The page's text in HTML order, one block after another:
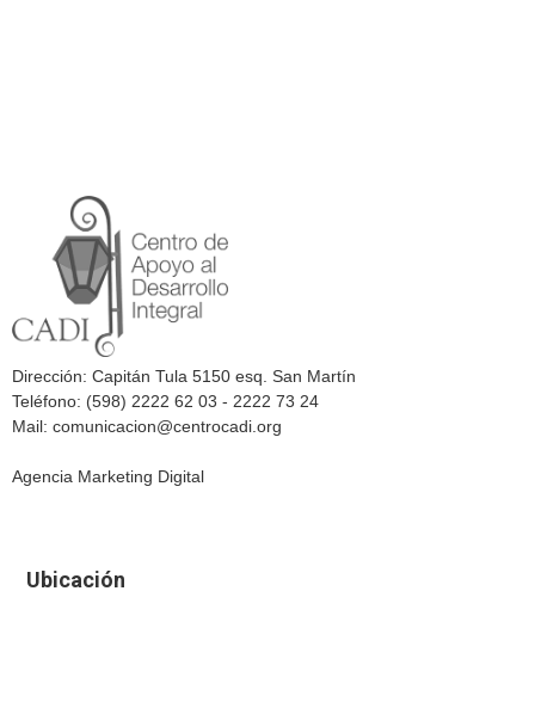
Dirección: Capitán Tula 5150 esq. San Martín
Teléfono: (598) 2222 62 03 - 2222 73 24
Mail: comunicacion@centrocadi.org
Agencia Marketing Digital
Ubicación